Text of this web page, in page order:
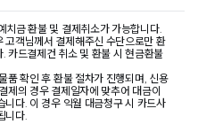
치금 환불 및 결제취소가 가능합니다.
고객님께서 결제해주신 수단으로만 환
카드결제건 취소 및 환불 시 현금환불
품 확인 후 환불 절차가 진행되며, 신용
제의 경우 결제일자에 맞추어 대금이
니다. 이 경우 익월 대금청구 시 카드사
니다.